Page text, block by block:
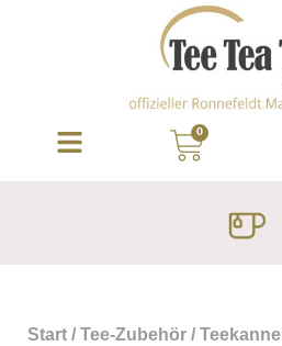
0
Start / Tee-Zubehör /